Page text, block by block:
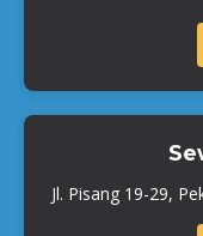
Jl. Pisang 19-29,